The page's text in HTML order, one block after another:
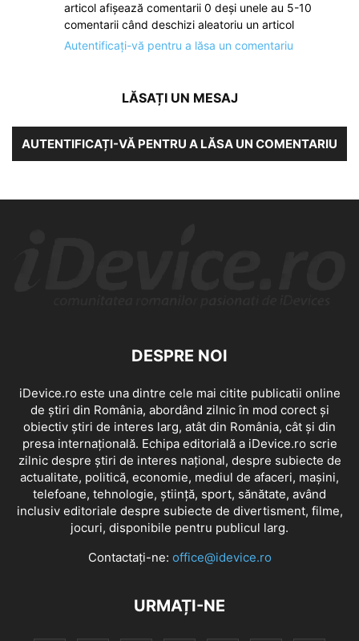
articol afișează comentarii 0 deși unele au 5-10
comentarii când deschizi aleatoriu un articol
Autentificați-vă pentru a lăsa un comentariu
LĂSAȚI UN MESAJ
AUTENTIFICAȚI-VĂ PENTRU A LĂSA UN COMENTARIU
DESPRE NOI
iDevice.ro este una dintre cele mai citite publicatii online
de știri din România, abordând zilnic în mod corect și
obiectiv știri de interes larg, atât din România, cât și din
presa internațională. Echipa editorială a iDevice.ro scrie
zilnic despre știri de interes național, despre subiecte de
actualitate, politică, economie, mediul de afaceri, mașini,
telefoane, tehnologie, știință, sport, sănătate, având
inclusiv editoriale despre subiecte de divertisment, filme,
jocuri, disponibile pentru publicul larg.
Contactați-ne: office@idevice.ro
URMAȚI-NE